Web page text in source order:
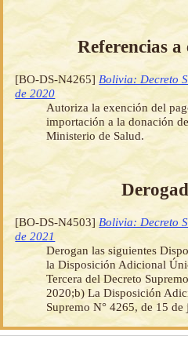
Referencias
[BO-DS-N4265] Bolivia: Decreto
de 2020
Autoriza la exención del
importación a la donación
Ministerio de Salud.
[BO-DS-N4503]Bolivia: Decreto
de 2021
Derogan las siguientes
la Disposición Adicional
Tercera del Decreto
2020;b) La Disposición
Supremo N° 4265, de 15